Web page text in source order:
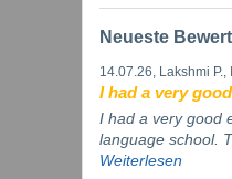
Neueste
14.07.26, Lakshmi P.,
I had a very
I had a very good
language school.
Weiterlesen